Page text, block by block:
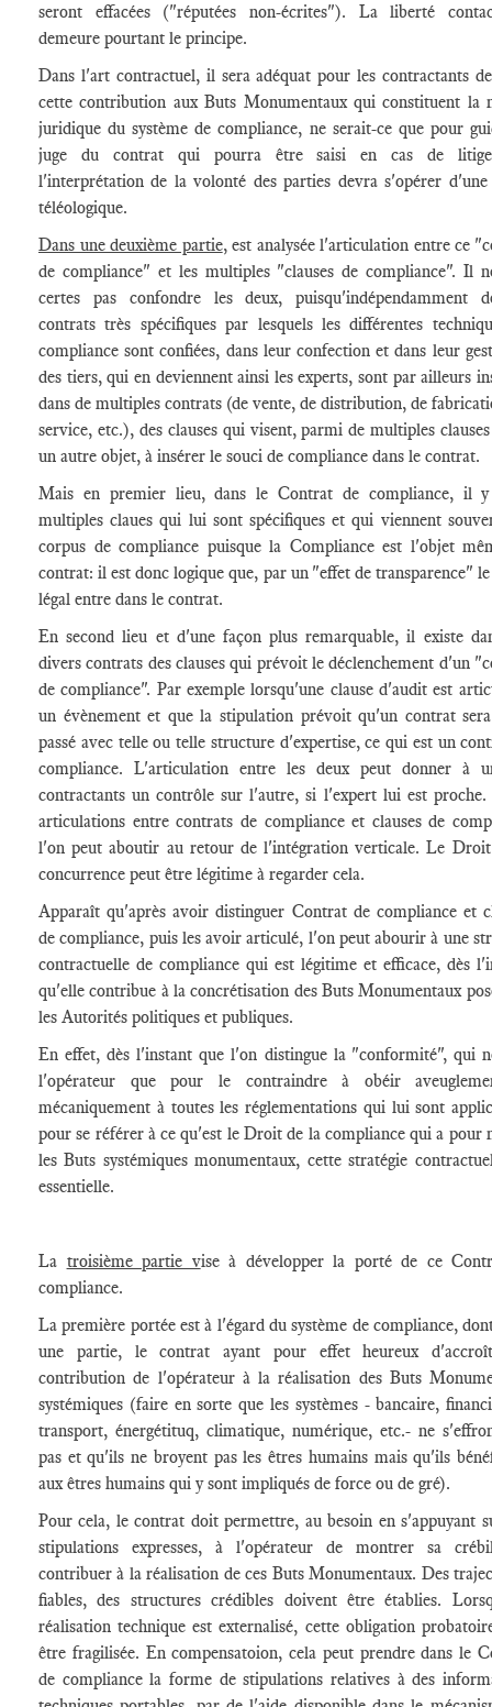
seront effacées ("réputées non-écrites"). La liberté
demeure pourtant le principe.
Dans l'art contractuel, il sera adéquat pour les contractants
cette contribution aux Buts Monumentaux qui constituent la
juridique du système de compliance, ne serait-ce que pour
juge du contrat qui pourra être saisi en cas de
l'interprétation de la volonté des parties devra s'opérer d'une
téléologique.
Dans une deuxième partie, est analysée l'articulation entre ce
de compliance" et les multiples "clauses de compliance". Il
certes pas confondre les deux, puisqu'indépendamment
contrats très spécifiques par lesquels les différentes
compliance sont confiées, dans leur confection et dans leur
des tiers, qui en deviennent ainsi les experts, sont par ailleurs
dans de multiples contrats (de vente, de distribution, de
service, etc.), des clauses qui visent, parmi de multiples
un autre objet, à insérer le souci de compliance dans le contrat.
Mais en premier lieu, dans le Contrat de compliance, il
multiples claues qui lui sont spécifiques et qui viennent
corpus de compliance puisque la Compliance est l'objet
contrat: il est donc logique que, par un "effet de transparence"
légal entre dans le contrat.
En second lieu et d'une façon plus remarquable, il existe
divers contrats des clauses qui prévoit le déclenchement d'un
de compliance". Par exemple lorsqu'une clause d'audit est
un évènement et que la stipulation prévoit qu'un contrat
passé avec telle ou telle structure d'expertise, ce qui est un
compliance. L'articulation entre les deux peut donner à
contractants un contrôle sur l'autre, si l'expert lui est proche.
articulations entre contrats de compliance et clauses de
l'on peut aboutir au retour de l'intégration verticale. Le
concurrence peut être légitime à regarder cela.
Apparaît qu'après avoir distinguer Contrat de compliance et
de compliance, puis les avoir articulé, l'on peut abourir à une
contractuelle de compliance qui est légitime et efficace, dès
qu'elle contribue à la concrétisation des Buts Monumentaux
les Autorités politiques et publiques.
En effet, dès l'instant que l'on distingue la "conformité", qui
l'opérateur que pour le contraindre à obéir
mécaniquement à toutes les réglementations qui lui sont
pour se référer à ce qu'est le Droit de la compliance qui a pour
les Buts systémiques monumentaux, cette stratégie
essentielle.
La troisième partie vise à développer la porté de ce
compliance.
La première portée est à l'égard du système de compliance,
une partie, le contrat ayant pour effet heureux
contribution de l'opérateur à la réalisation des Buts
systémiques (faire en sorte que les systèmes - bancaire,
transport, énergétituq, climatique, numérique, etc.- ne
pas et qu'ils ne broyent pas les êtres humains mais qu'ils
aux êtres humains qui y sont impliqués de force ou de gré).
Pour cela, le contrat doit permettre, au besoin en s'appuyant
stipulations expresses, à l'opérateur de montrer sa
contribuer à la réalisation de ces Buts Monumentaux. Des
fiables, des structures crédibles doivent être établies.
réalisation technique est externalisé, cette obligation
être fragilisée. En compensatoion, cela peut prendre dans le
de compliance la forme de stipulations relatives à des